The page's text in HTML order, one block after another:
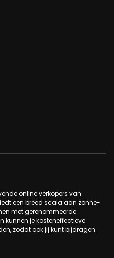
online verkopers van
een breed scala aan zonne-
met gerenommeerde
kunnen je kosteneffectieve
zodat ook jij kunt bijdragen